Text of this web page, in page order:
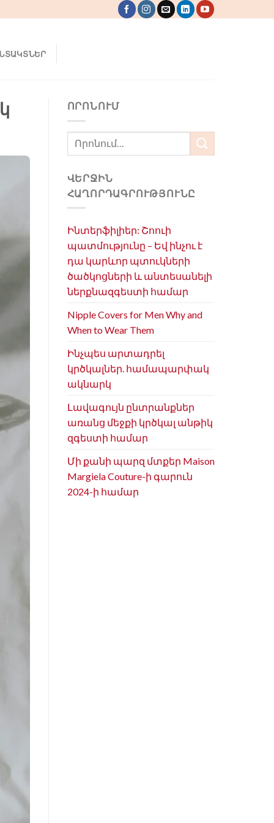
ՈՐՈՆՈՒՄ
ՎԵՐՋԻՆ
ՀԱՂՈՐԴԱԳՐՈՒԹՅՈՒՆԸ
Ինտերֆիլիեր: Շոուի
պատմությունը – Եվ ինչու է
դա կարևոր պտուկների
ծածկոցների և անտեսանելի
ներքնազգեստի համար
Nipple Covers for Men Why and
When to Wear Them
Ինչպես արտադրել
կրծկալներ. համապարփակ
ակնարկ
Լավագույն ընտրանքներ
առանց մեջքի կրծկալ անթիկ
զգեստի համար
Մի քանի պարզ մտքեր Maison
Margiela Couture-ի գարուն
2024-ի համար